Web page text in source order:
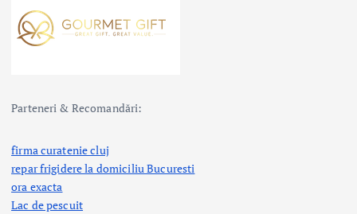
Parteneri & Recomandări:
firma curatenie cluj
repar frigidere la domiciliu Bucuresti
ora exacta
Lac de pescuit